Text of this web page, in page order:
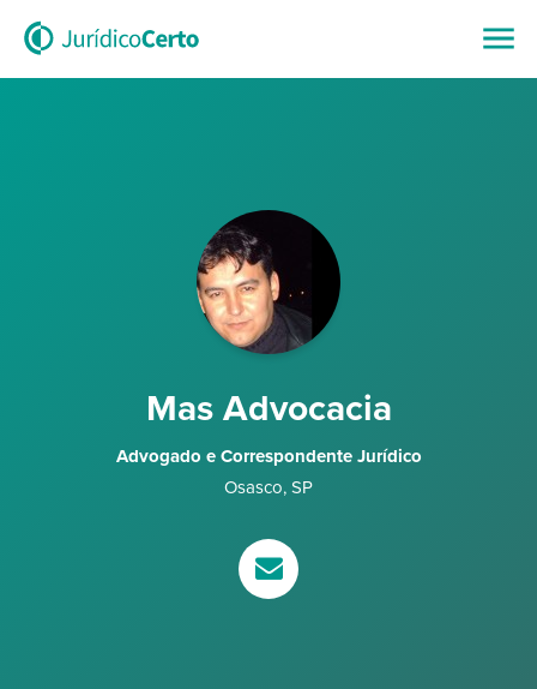
Mas Advocacia
Advogado e Correspondente Jurídico
Osasco, SP